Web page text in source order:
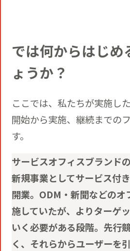
では何からはじめ
ょうか？
ここでは、私たちが実施し
開始から実施、継続までの
す。
サービスオフィスブランド
新規事業としてサービス付
開業。ODM・新聞などのオ
施していたが、よりターゲ
いく必要がある段階。先行
く、それらからユーザーを